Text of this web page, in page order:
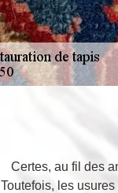
Certes, au fil des
Toutefois, les